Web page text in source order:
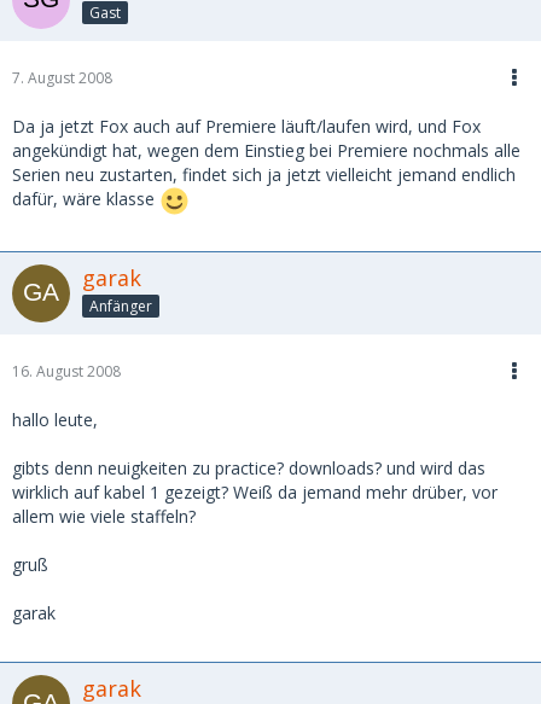
Gast
7. August 2008
Da ja jetzt Fox auch auf Premiere läuft/laufen wird, und Fox
angekündigt hat, wegen dem Einstieg bei Premiere nochmals alle
Serien neu zustarten, findet sich ja jetzt vielleicht jemand endlich
dafür, wäre klasse
garak
Anfänger
16. August 2008
hallo leute,
gibts denn neuigkeiten zu practice? downloads? und wird das
wirklich auf kabel 1 gezeigt? Weiß da jemand mehr drüber, vor
allem wie viele staffeln?
gruß
garak
garak